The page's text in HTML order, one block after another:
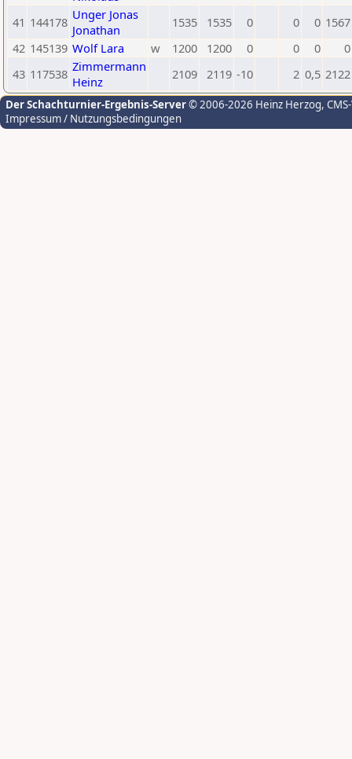
41 144178 Unger Jonas
Jonathan
1535 1535 0 0 0 1567
42 145139 Wolf Lara w 1200 1200 0 0 0
0
43 117538 Zimmermann
Heinz
2109 2119 -10 2 0,5 2122
Der Schachturnier-Ergebnis-Server© 2006-2026 Heinz Herzog,
Impressum / Nutzungsbedingungen